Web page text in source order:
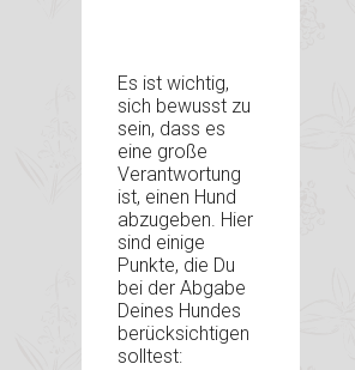
Es ist wichtig,
sich bewusst zu
sein, dass es
eine große
Verantwortung
ist, einen Hund
abzugeben. Hier
sind einige
Punkte, die Du
bei der Abgabe
Deines Hundes
berücksichtigen
solltest: